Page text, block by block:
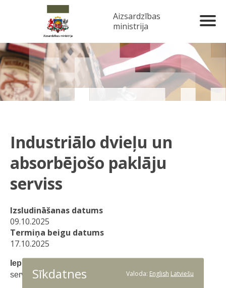
Aizsardzības
ministrija
Industriālo dvieļu un
absorbējošo paklāju
serviss
Izsludināšanas datums
09.10.2025
Termiņa beigu datums
17.10.2025
Iepirkums:
servissSīkdatnes Valoda: English Latviešu